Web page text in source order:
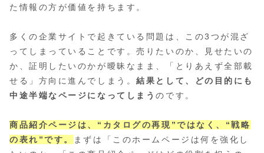
た情報の方が価値を持ちます。
多くの企業サイトで起きている問題は、この3つが混ざ
ってしまっていることです。売りたいのか、見せたいの
か、証明したいのかが曖昧なまま、「とりあえず全部載
せる」方向に進んでしまう。結果として、どの目的にも
中途半端なページになってしまうのです。
商品紹介ページは、“カタログの再現”ではなく、“戦略
の表れ”です。
まずは「このホームページは何を強化し